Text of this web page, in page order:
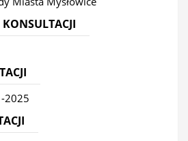
2025